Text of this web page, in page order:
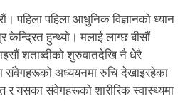
पहिला पहिला आधुनिक विज्ञानको ध्यान
केन्द्रित हुन्थ्यो। मलाई लाग्छ बीसौं
शताब्दीको शुरुवातदेखि नै धेरै
संवेगहरूको अध्ययनमा रुचि देखाइरहेका
यसका संवेगहरूको शारीरिक स्वास्थ्यमा